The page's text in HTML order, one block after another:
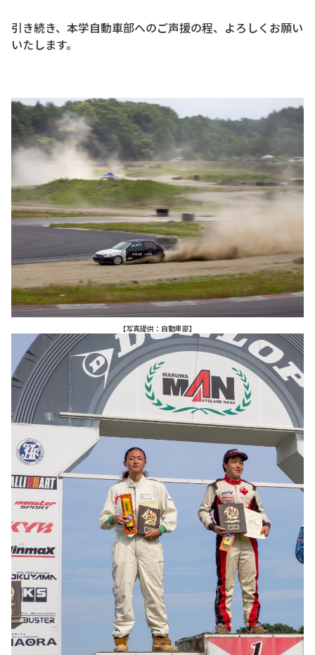
引き続き、本学自動車部へのご声援の程、よろしくお願い
いたします。
【写真提供：自動車部】